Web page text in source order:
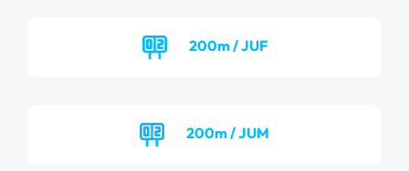
200m / JUF
200m / JUM